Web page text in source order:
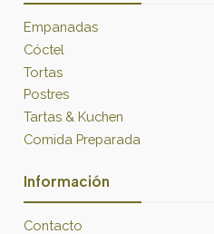
Empanadas
Cóctel
Tortas
Postres
Tartas & Kuchen
Comida Preparada
Información
Contacto